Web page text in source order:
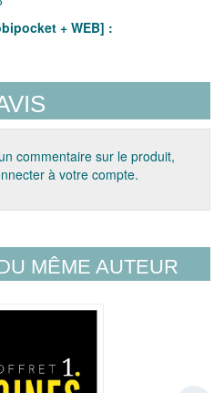
+ WEB] :
commentaire sur le produit,
à votre compte.
MÊME AUTEUR